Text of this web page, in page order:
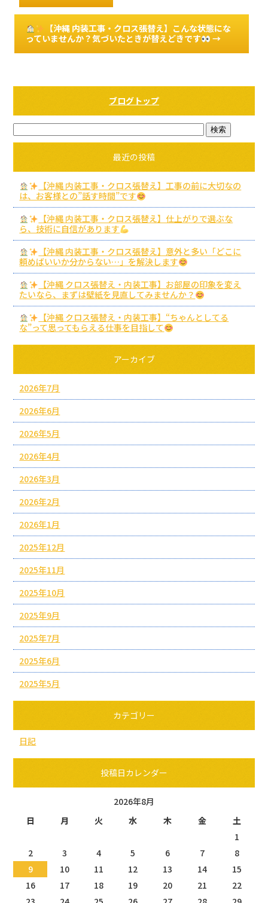
【沖縄 内装工事・クロス張替え】こんな状態にな
っていませんか？気づいたときが替えどきです
→
ブログトップ
最近の投稿
【沖縄 内装工事・クロス張替え】工事の前に大切なの
は、お客様との”話す時間”です
【沖縄 内装工事・クロス張替え】仕上がりで選ぶな
ら、技術に自信があります
【沖縄 内装工事・クロス張替え】意外と多い「どこに
頼めばいいか分からない…」を解決します
【沖縄 クロス張替え・内装工事】お部屋の印象を変え
たいなら、まずは壁紙を見直してみませんか？
【沖縄 クロス張替え・内装工事】“ちゃんとしてる
な”って思ってもらえる仕事を目指して
アーカイブ
2026年7月
2026年6月
2026年5月
2026年4月
2026年3月
2026年2月
2026年1月
2025年12月
2025年11月
2025年10月
2025年9月
2025年7月
2025年6月
2025年5月
カテゴリー
日記
投稿日カレンダー
2026年8月
日
月 火 水 木 金
土
1
2
3 4 5 6 7
8
9
10 11 12 13 14
15
16
17 18 19 20 21
22